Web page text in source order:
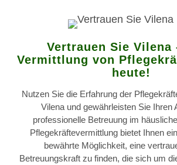
Vertrauen Sie Vilena
Vermittlung von
heute!
Nutzen Sie die Erfahrung der
Vilena und gewährleisten Sie Ihren
professionelle Betreuung im
Pflegekräftevermittlung bietet Ihnen
bewährte Möglichkeit, eine
Betreuungskraft zu finden, die sich um